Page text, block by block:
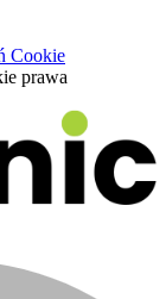
Cookie
prawa